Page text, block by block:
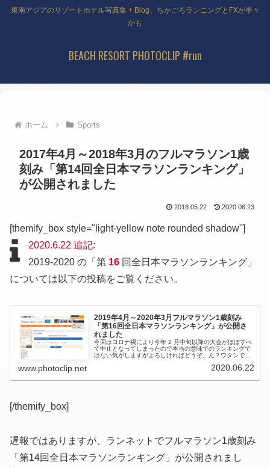
東南アジアのリゾートホテル写真集 + Blog、ちかごろランニングとFXが半々
かも
BEACH RESORT PHOTOCLIP #run
ホーム Sports
2017年4月～2018年3月のフルマラソン1歳
刻み「第14回全日本マラソンランキング」
が公開されました
2018.05.22 2020.06.23
[themify_box style="light-yellow note rounded shadow"]
2020.6.22 追記:
2019-2020 の「第 16 回全日本マラソンランキング」
については以下の投稿をご覧ください。
2019年4月～2020年3月フルマラソン1歳刻み
「第16回全日本マラソンランキング」が公開さ
れました
今回はコロナ禍により今年 2 月中旬以降の大会がほぼすべ
て中止となってしまったので本当の意味でのランキングで
はない気がしますがよろしければどうぞ。ん？ワタシです
www.photoclip.net 2020.06.22
[/themify_box]
遅報ではありますが、ランネットでフルマラソン1歳刻み
「第14回全日本マラソンランキング」が公開されまし